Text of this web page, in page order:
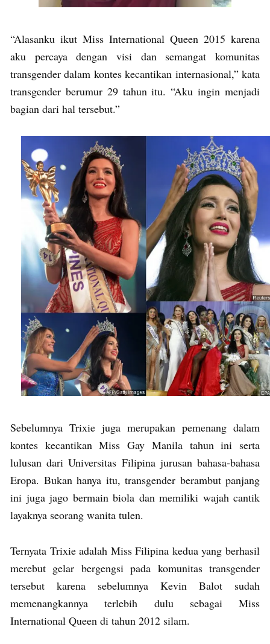
“Alasanku ikut Miss International Queen 2015 karena
aku percaya dengan visi dan semangat komunitas
transgender dalam kontes kecantikan internasional,” kata
transgender berumur 29 tahun itu. “Aku ingin menjadi
bagian dari hal tersebut.”
Sebelumnya Trixie juga merupakan pemenang dalam
kontes kecantikan Miss Gay Manila tahun ini serta
lulusan dari Universitas Filipina jurusan bahasa-bahasa
Eropa. Bukan hanya itu, transgender berambut panjang
ini juga jago bermain biola dan memiliki wajah cantik
layaknya seorang wanita tulen.
Ternyata Trixie adalah Miss Filipina kedua yang berhasil
merebut gelar bergengsi pada komunitas transgender
tersebut karena sebelumnya Kevin Balot sudah
memenangkannya terlebih dulu sebagai Miss
International Queen di tahun 2012 silam.